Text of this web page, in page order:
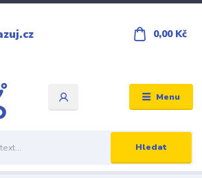
Menu
Hledat
0,00 Kč